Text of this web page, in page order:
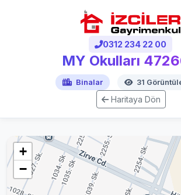
0312 234 22 00
MY Okulları
Binalar 31
Haritaya Dön
+
−